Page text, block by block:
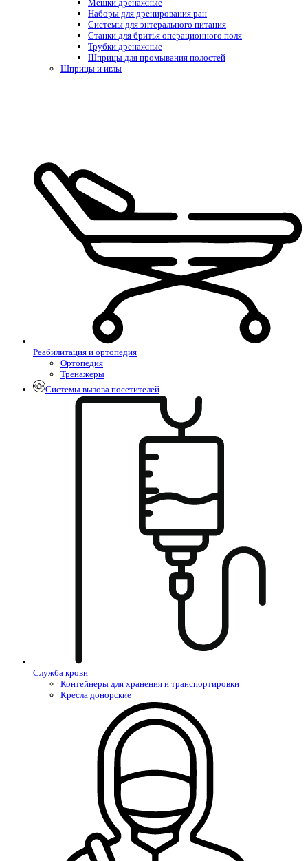
Мешки дренажные
Наборы для дренирования ран
Системы для энтерального питания
Станки для бритья операционного поля
Трубки дренажные
Шприцы для промывания полостей
Шприцы и иглы
Реабилитация и ортопедия
Ортопедия
Тренажеры
Системы вызова посетителей
Служба крови
Контейнеры для хранения и транспортировки
Кресла донорские